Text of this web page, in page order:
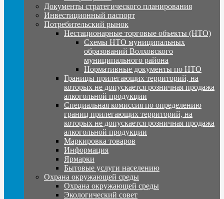
Документы стратегического планирования
Инвестиционный паспорт
Потребительский рынок
Нестационарные торговые объекты (НТО)
Схемы НТО муниципальных
образований Волховского
муниципального района
Нормативные документы по НТО
Границы прилегающих территорий, на
которых не допускается розничная продажа
алкогольной продукции
Специальная комиссия по определению
границ прилегающих территорий, на
которых не допускается розничная продажа
алкогольной продукции
Маркировка товаров
Информация
Ярмарки
Бытовые услуги населению
Охрана окружающей среды
Охрана окружающей среды
Экологический совет